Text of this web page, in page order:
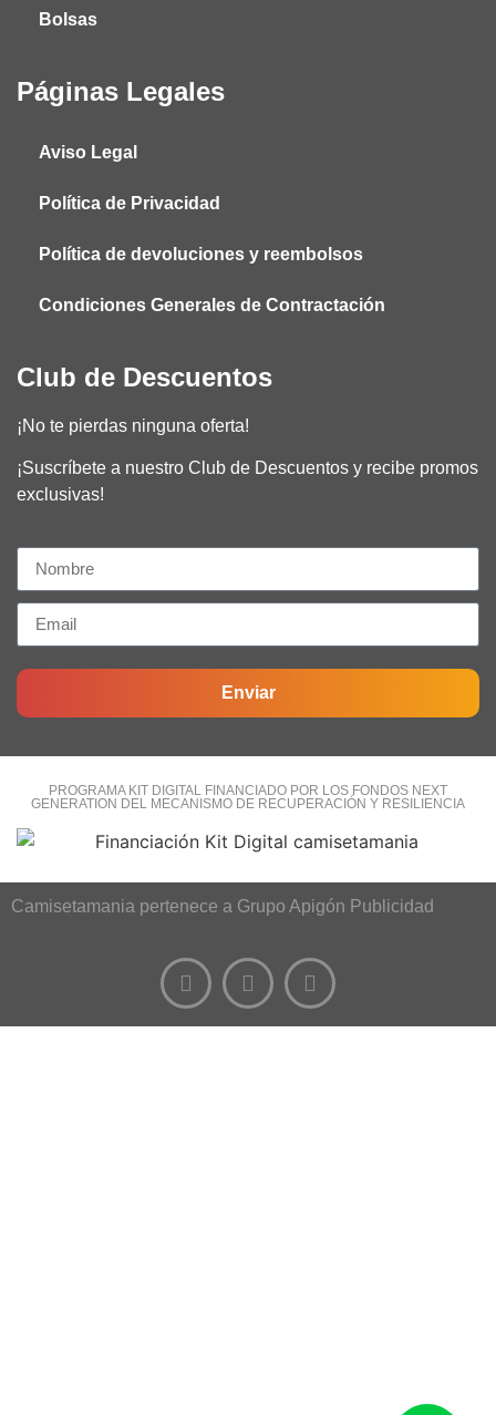
Bolsas
Páginas Legales
Aviso Legal
Política de Privacidad
Política de devoluciones y reembolsos
Condiciones Generales de Contractación
Club de Descuentos
¡No te pierdas ninguna oferta!​
¡Suscríbete a nuestro Club de Descuentos y recibe promos
exclusivas!
Enviar
PROGRAMA KIT DIGITAL FINANCIADO POR LOS FONDOS NEXT
GENERATION DEL MECANISMO DE RECUPERACIÓN Y RESILIENCIA
Camisetamania pertenece a Grupo Apigón Publicidad